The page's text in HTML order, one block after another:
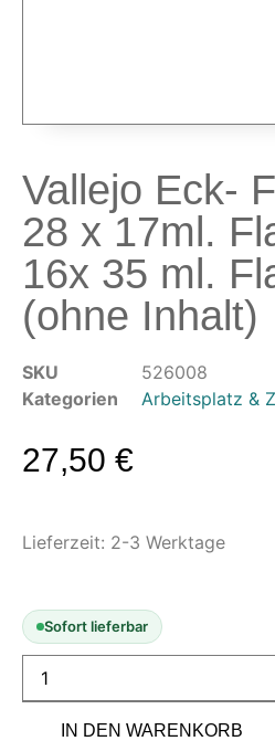
Kompressoren
Schläuche & Kupplungen
Anschlüsse &
Luftfilter & Druckregler
Werkzeuge &
Pinstriping &
Radierer &
Modellbau-Zubehör
Schleif- & Poliermittel
Sandstrahlen &
Maskierung &
Vallejo Eck-
28 x 17ml.
16x 35 ml.
(ohne Inhalt)
SKU
526008
Kategorien
Arbeitsplatz &
27,50 €
Lieferzeit: 2-3 Werktage
Sofort lieferbar
IN DEN WARENKORB